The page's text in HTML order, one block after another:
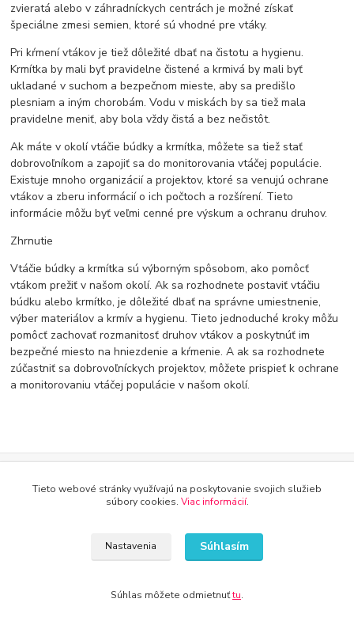
zvieratá alebo v záhradníckych centrách je možné získať
špeciálne zmesi semien, ktoré sú vhodné pre vtáky.
Pri kŕmení vtákov je tiež dôležité dbať na čistotu a hygienu.
Krmítka by mali byť pravidelne čistené a krmivá by mali byť
ukladané v suchom a bezpečnom mieste, aby sa predišlo
plesniam a iným chorobám. Vodu v miskách by sa tiež mala
pravidelne meniť, aby bola vždy čistá a bez nečistôt.
Ak máte v okolí vtáčie búdky a krmítka, môžete sa tiež stať
dobrovoľníkom a zapojiť sa do monitorovania vtáčej populácie.
Existuje mnoho organizácií a projektov, ktoré sa venujú ochrane
vtákov a zberu informácií o ich počtoch a rozšírení. Tieto
informácie môžu byť veľmi cenné pre výskum a ochranu druhov.
Zhrnutie
Vtáčie búdky a krmítka sú výborným spôsobom, ako pomôcť
vtákom prežiť v našom okolí. Ak sa rozhodnete postaviť vtáčiu
búdku alebo krmítko, je dôležité dbať na správne umiestnenie,
výber materiálov a krmív a hygienu. Tieto jednoduché kroky môžu
pomôcť zachovať rozmanitosť druhov vtákov a poskytnúť im
bezpečné miesto na hniezdenie a kŕmenie. A ak sa rozhodnete
zúčastniť sa dobrovoľníckych projektov, môžete prispieť k ochrane
a monitorovaniu vtáčej populácie v našom okolí.
Doprava od 30€ zadarmo
Využite dopravu úplne zadarmo
8 rokov na trhu
Značka Kameník Vás presvedčí o kvalite
30 dní na vrátenie tovaru
Tieto webové stránky využívajú na poskytovanie svojich služieb
súbory cookies. Viac informácií.
Nastavenia Súhlasím
Súhlas môžete odmietnuťtu.